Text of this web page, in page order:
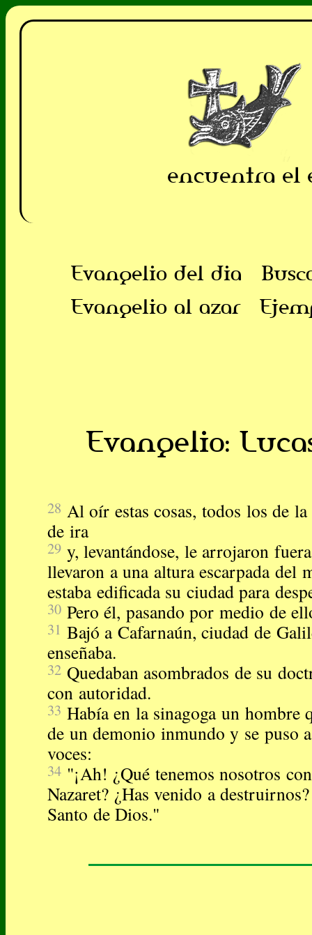
encuentra el
Evangelio del dia
Evangelio al azar
Evangelio:
28 Al oír estas cosas, todos los de
de ira
29 y, levantándose, le arrojaron
llevaron a una altura escarpada del
estaba edificada su ciudad para
30 Pero él, pasando por medio de
31 Bajó a Cafarnaún, ciudad de
enseñaba.
32 Quedaban asombrados de su
con autoridad.
33 Había en la sinagoga un hombre
de un demonio inmundo y se puso
voces:
34 "¡Ah! ¿Qué tenemos nosotros
Nazaret? ¿Has venido a
Santo de Dios."